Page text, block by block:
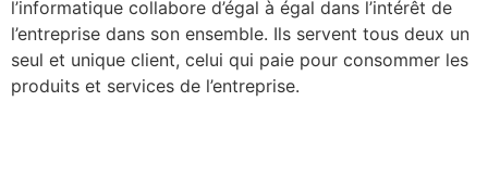
l’informatique collabore d’égal à égal dans l’intérêt de
l’entreprise dans son ensemble. Ils servent tous deux un
seul et unique client, celui qui paie pour consommer les
produits et services de l’entreprise.